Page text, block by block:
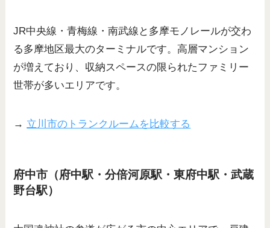
JR中央線・青梅線・南武線と多摩モノレールが交わ
る多摩地区最大のターミナルです。高層マンション
が増えており、収納スペースの限られたファミリー
世帯が多いエリアです。
→ 立川市のトランクルームを比較する
府中市（府中駅・分倍河原駅・東府中駅・武蔵
野台駅）